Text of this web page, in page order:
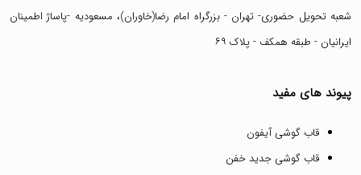
شعبه تحویل حضوری- تهران - بزرگراه امام رضا(خاوران)، مسعودیه -پاساژ اطمینان
ایرانیان - طبقه همکف - پلاک ۶۹
پیوند های مفید
قاب گوشی آیفون
قاب گوشی جدید خفن